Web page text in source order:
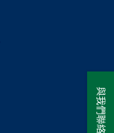
與我們聯絡